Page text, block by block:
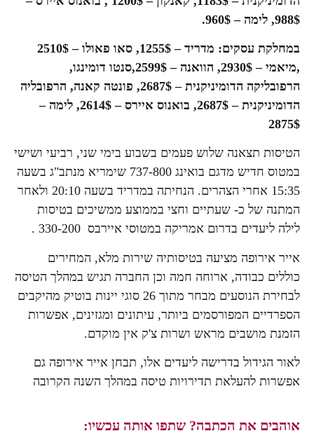
988$, לימה – 960$.
במחלקת עסקים: מדריד – 1255$, סאו פאולו – 2510$
,מיאמי – 2930$ , הוואנה – 2599$ ,סנטו דומינגו,
הרפובליקה הדומיניקנית – 2687$
, פונטה קאנה, הרפובליה
הדומיניקנית – 2687$
, בואנוס איירס – 2614$ , לימה –
2875$
הטיסות תצאנה שלוש פעמים בשבוע בימי שני, רביעי ושישי
במטוס חדיש מדגם בואינג 737-800 שימריא מנתב"ג בשעה
15:35 אחרי הצהרים. הנחיתה במדריד בשעה 20:10 ולאחר
המתנה של כ- שעתיים וחצי בממוצע ממשיכים בטיסות
לילה ליעדים בדרום אמריקה במטוסי איירבס 330-200 .
אייר אירופה מציעה בטיסותיה שירות מלא, המחירים
כוללים כבודה, ארוחה חמה וכן החברה תגיש במהלך הטיסה
לבחירת הנוסעים מבחר מתוך 26 סוגי יינות בוטיק מהיקבים
הספרדיים המפורסמים ביותר, עיתונים ומגזינים, אפשרות
הזמנת מושבים מראש ושרות צ'ק אין מוקדם.
לאור הגידול בדרישה ליעדים אלו, תבחן אייר אירופה גם
אפשרות להעלאת תדירויות טיסה במהלך השנה הקרובה
אוהבים את הכתבה? שתפו אותה עכשיו: